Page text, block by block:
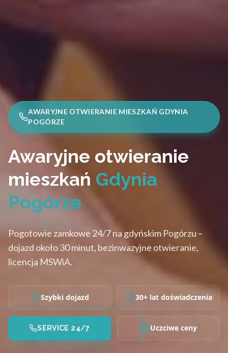
AWARYJNE OTWIERANIE MIESZKAŃ GDYNIA
POGÓRZE
Awaryjne otwieranie
mieszkań Gdynia
Pogórze
Pogotowie zamkowe 24/7 na gdyńskim Pogórzu –
dojazd około 30 minut, bezinwazyjne otwieranie,
licencja MSWiA.
Szybki dojazd 30+ lat doświadczenia
SERVICE 24/7 Uczciwe ceny